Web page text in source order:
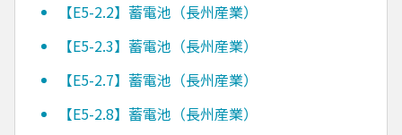
【E5-2.2】蓄電池（長州産業）
【E5-2.3】蓄電池（長州産業）
【E5-2.7】蓄電池（長州産業）
【E5-2.8】蓄電池（長州産業）